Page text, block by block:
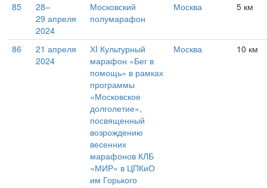
85
28–
29 апреля
2024
Московский
полумарафон
Москва 5 км
86
21 апреля
2024
ХI Культурный
марафон «Бег в
помощь» в рамках
программы
«Московское
долголетие»,
посвященный
возрождению
весенних
марафонов КЛБ
«МИР» в ЦПКиО
им Горького
Москва 10 км